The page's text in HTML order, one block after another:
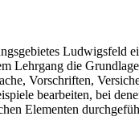
Lehrgang die
Vorschriften,
bearbeiten, bei
Elementen